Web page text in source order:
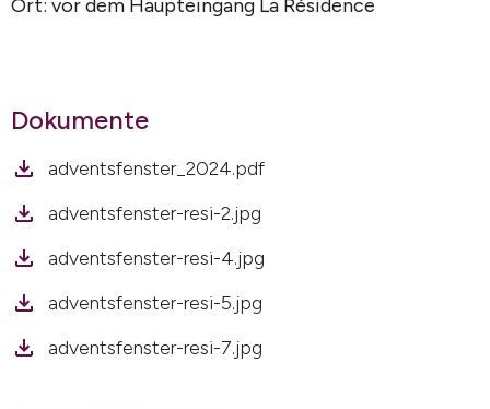
Ort: vor dem Haupteingang La Résidence
Dokumente
adventsfenster_2024.pdf
adventsfenster-resi-2.jpg
adventsfenster-resi-4.jpg
adventsfenster-resi-5.jpg
adventsfenster-resi-7.jpg